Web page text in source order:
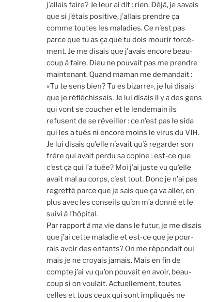
j’allais faire? Je leur ai dit : rien. Déjà, je savais
que si j’étais posi­tive, j’allais prendre ça
comme toutes les mala­dies. Ce n’est pas
parce que tu as ça que tu dois mou­rir for­cé­
ment. Je me disais que j’avais encore beau­
coup à faire, Dieu ne pou­vait pas me prendre
main­te­nant. Quand maman me deman­dait :
«Tu te sens bien? Tu es bizarre», je lui disais
que je réflé­chis­sais. Je lui disais il y a des gens
qui vont se cou­cher et le len­de­main ils
refusent de se réveiller : ce n’est pas le sida
qui les a tués ni encore moins le virus du VIH.
Je lui disais qu’elle n’avait qu’à regar­der son
frère qui avait per­du sa copine : est-ce que
c’est ça qui l’a tuée? Moi j’ai juste vu qu’elle
avait mal au corps, c’est tout. Donc je n’ai pas
regret­té parce que je sais que ça va aller, en
plus avec les conseils qu’on m’a don­né et le
sui­vi à l’hôpital.
Par rap­port à ma vie dans le futur, je me disais
que j’ai cette mala­die et est-ce que je pour­
rais avoir des enfants? On me répon­dait oui
mais je ne croyais jamais. Mais en fin de
compte j’ai vu qu’on pou­vait en avoir, beau­
coup si on vou­lait. Actuel­le­ment, toutes
celles et tous ceux qui sont impli­qués ne